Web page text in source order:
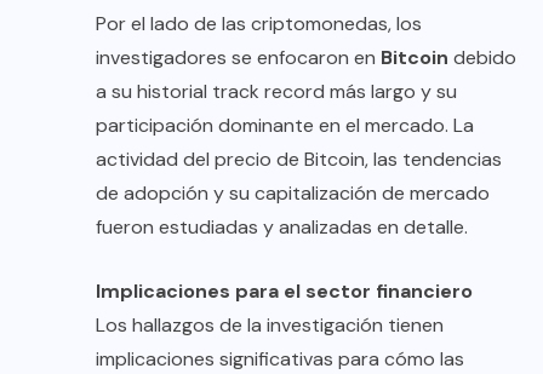
Por el lado de las criptomonedas, los
investigadores se enfocaron en Bitcoin debido
a su historial track record más largo y su
participación dominante en el mercado. La
actividad del precio de Bitcoin, las tendencias
de adopción y su capitalización de mercado
fueron estudiadas y analizadas en detalle.
Implicaciones para el sector financiero
Los hallazgos de la investigación tienen
implicaciones significativas para cómo las